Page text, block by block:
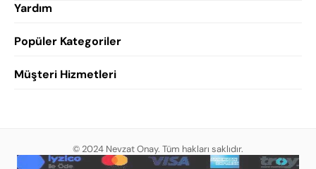
Yardım
Hakkımızda
Popüler Kategoriler
Erkek Klasik Ayakkabı
Erkek Günlük Ayakkabı
Erkek Sandalet
Müşteri Hizmetleri
Mesafeli Satış Sözleşmesi
© 2024 Nevzat Onay. Tüm hakları saklıdır.